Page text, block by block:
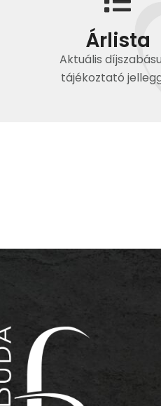
Árlista
Aktuális
tájékoztató